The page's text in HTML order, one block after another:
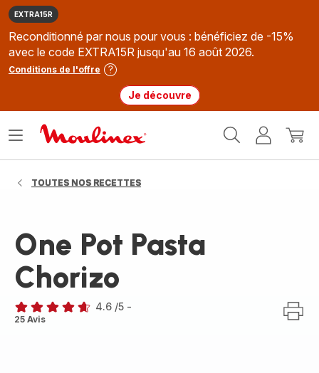
EXTRA15R
Reconditionné par nous pour vous : bénéficiez de -15%
avec le code EXTRA15R jusqu'au 16 août 2026.
Conditions de l'offre
Je découvre
MonMon
Ouvrir
TOUTES NOS RECETTES
One Pot Pasta
Chorizo
ratings.4.6
4.6 /5 -
25 Avis